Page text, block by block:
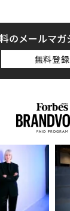
スのパンデミ
メを視聴する
は、「ONE
ーズから、大
た刺激的な作
。その背景に
ほか、ソニー
チロール」と
いコンテン
のメールマガ
無料登録